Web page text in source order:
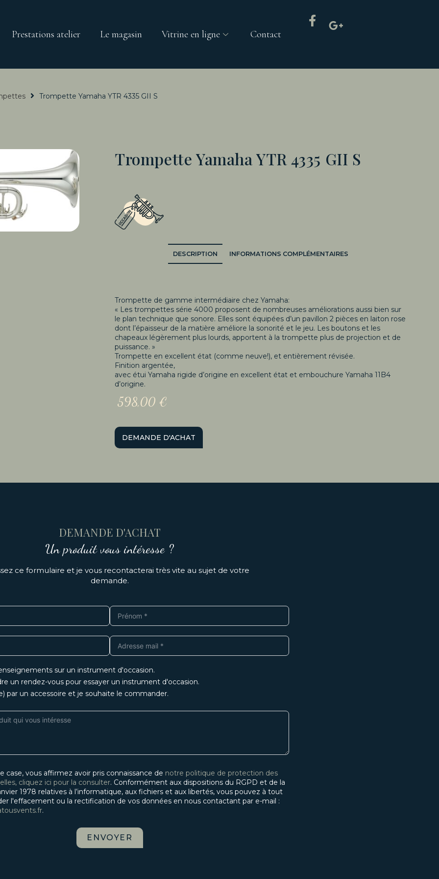
Prestations atelier Le magasin Vitrine en ligne Contact
Trompette Yamaha YTR 4335 GII S
Trompette Yamaha YTR 4335 GII S
DESCRIPTION INFORMATIONS COMPLÉMENTAIRES
Trompette de gamme intermédiaire chez Yamaha:
« Les trompettes série 4000 proposent de nombreuses améliorations aussi bien sur
le plan technique que sonore. Elles sont équipées d’un pavillon 2 pièces en laiton rose
dont l’épaisseur de la matière améliore la sonorité et le jeu. Les boutons et les
chapeaux légèrement plus lourds, apportent à la trompette plus de projection et de
puissance. »
Trompette en excellent état (comme neuve!), et entièrement révisée.
Finition argentée,
avec étui Yamaha rigide d’origine en excellent état et embouchure Yamaha 11B4
d’origine.
598,00 €
DEMANDE D'ACHAT
DEMANDE D'ACHAT
Un produit vous intéresse ?
ce formulaire et je vous recontacterai très vite au sujet de votre
demande.
sur un instrument d'occasion.
un rendez-vous pour essayer un instrument d'occasion.
par un accessoire et je souhaite le commander.
case, vous affirmez avoir pris connaissance de notre politique de protection des
cliquez ici pour la consulter. Conformément aux dispositions du RGPD et de la
1978 relatives à l’informatique, aux fichiers et aux libertés, vous pouvez à tout
l'effacement ou la rectification de vos données en nous contactant par e-mail :
.
ENVOYER